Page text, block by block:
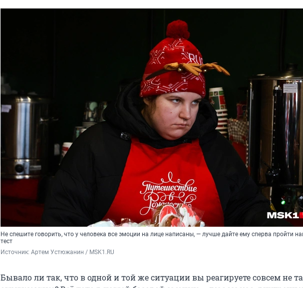
Не спешите говорить, что у человека все эмоции на лице написаны, — лучше дайте ему сперва пройти
тест
Источник: Артем Устюжанин / MSK1.RU
Бывало ли так, что в одной и той же ситуации вы реагируете совсем не